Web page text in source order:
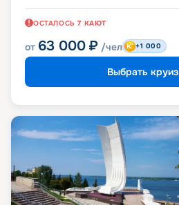
ОСТАЛОСЬ 7 КАЮТ
от 63 000 ₽ /чел +1 000
Выбрать круиз